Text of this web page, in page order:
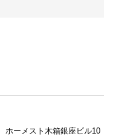
ーメスト木箱銀座ビル10